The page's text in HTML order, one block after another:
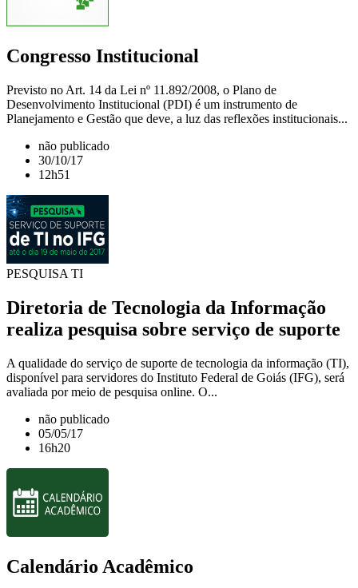
Congresso Institucional
Previsto no Art. 14 da Lei nº 11.892/2008, o Plano de
Desenvolvimento Institucional (PDI) é um instrumento de
Planejamento e Gestão que deve, a luz das reflexões institucionais...
não publicado
30/10/17
12h51
PESQUISA TI
Diretoria de Tecnologia da Informação
realiza pesquisa sobre serviço de suporte
A qualidade do serviço de suporte de tecnologia da informação (TI),
disponível para servidores do Instituto Federal de Goiás (IFG), será
avaliada por meio de pesquisa online. O...
não publicado
05/05/17
16h20
Calendário Acadêmico